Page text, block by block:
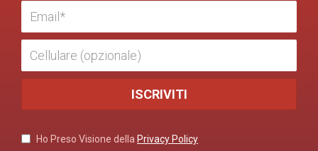
Ho Preso Visione della Privacy Policy